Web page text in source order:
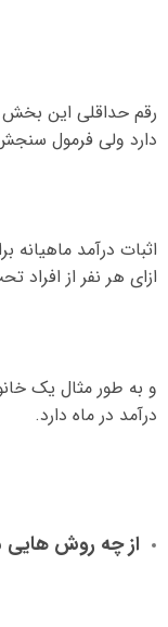
رقم حداقلی این بخش
دارد ولی فرمول
اثبات درآمد ماهیانه
ازای هر نفر از
و به طور مثال یک
درآمد در ماه دارد.
از چه روش هایی